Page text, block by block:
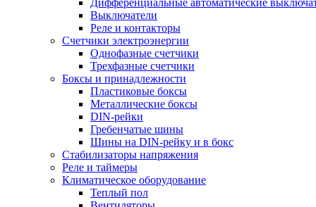
Дифференциальные автоматические
Выключатели
Реле и контакторы
Счетчики электроэнергии
Однофазные счетчики
Трехфазные счетчики
Боксы и принадлежности
Пластиковые боксы
Металлические боксы
DIN-рейки
Гребенчатые шины
Шины на DIN-рейку и в бокс
Стабилизаторы напряжения
Реле и таймеры
Климатическое оборудование
Теплый пол